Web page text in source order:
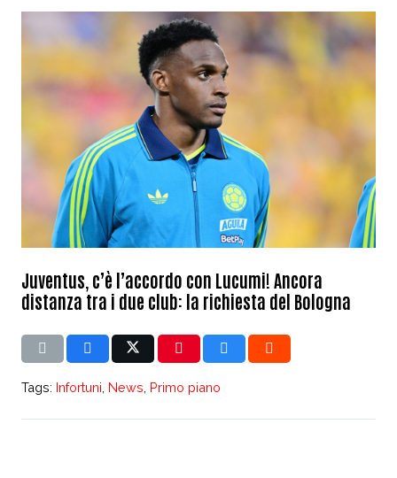
Juventus, c’è l’accordo con Lucumi! Ancora
distanza tra i due club: la richiesta del Bologna
Tags: Infortuni News Primo piano